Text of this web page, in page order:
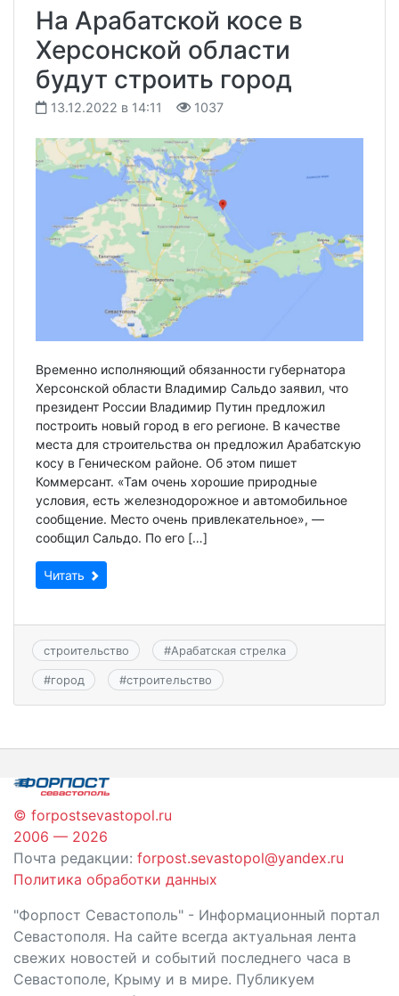
На Арабатской косе в
Херсонской области
будут строить город
13.12.2022 в 14:11 1037
Временно исполняющий обязанности губернатора
Херсонской области Владимир Сальдо заявил, что
президент России Владимир Путин предложил
построить новый город в его регионе. В качестве
места для строительства он предложил Арабатскую
косу в Геническом районе. Об этом пишет
Коммерсант. «Там очень хорошие природные
условия, есть железнодорожное и автомобильное
сообщение. Место очень привлекательное», —
сообщил Сальдо. По его […]
Читать
строительство #Арабатская стрелка
#город #строительство
© forpostsevastopol.ru
2006 — 2026
Почта редакции: forpost.sevastopol@yandex.ru
Политика обработки данных
"Форпост Севастополь" - Информационный портал
Севастополя. На сайте всегда актуальная лента
свежих новостей и событий последнего часа в
Севастополе, Крыму и в мире. Публикуем